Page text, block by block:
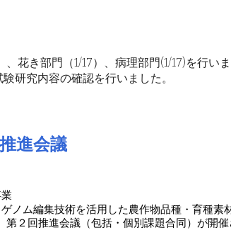
、花き部門（1/17）、病理部門(1/17)を行い
研究内容の確認を行いました。
進会議
ゲノム編集技術を活用した農作物品種・育種素
２回推進会議（包括・個別課題合同）が開催